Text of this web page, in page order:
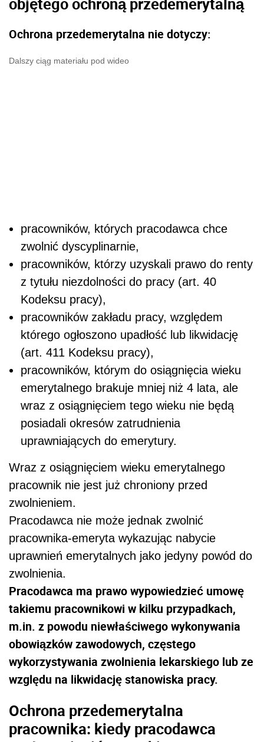
Ochrona przedemerytalna nie dotyczy:
Dalszy ciąg materiału pod wideo
pracowników, których pracodawca chce
zwolnić dyscyplinarnie,
pracowników, którzy uzyskali prawo do renty
z tytułu niezdolności do pracy (art. 40
Kodeksu pracy),
pracowników zakładu pracy, względem
którego ogłoszono upadłość lub likwidację
(art. 411 Kodeksu pracy),
pracowników, którym do osiągnięcia wieku
emerytalnego brakuje mniej niż 4 lata, ale
wraz z osiągnięciem tego wieku nie będą
posiadali okresów zatrudnienia
uprawniających do emerytury.
Wraz z osiągnięciem wieku emerytalnego
pracownik nie jest już chroniony przed
zwolnieniem.
Pracodawca nie może jednak zwolnić
pracownika-emeryta wykazując nabycie
uprawnień emerytalnych jako jedyny powód do
zwolnienia.
Pracodawca ma prawo wypowiedzieć umowę
takiemu pracownikowi w kilku przypadkach,
m.in. z powodu niewłaściwego wykonywania
obowiązków zawodowych, częstego
wykorzystywania zwolnienia lekarskiego lub ze
względu na likwidację stanowiska pracy.
Ochrona przedemerytalna
pracownika: kiedy pracodawca